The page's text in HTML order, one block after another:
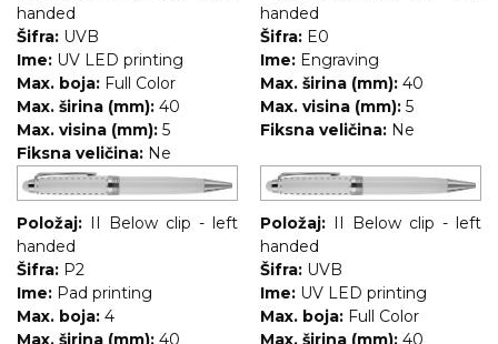
handed
Šifra: UVB
Ime: UV LED printing
Max. boja: Full Color
Max. širina (mm): 40
Max. visina (mm): 5
Fiksna veličina: Ne
handed
Šifra: E0
Ime: Engraving
Max. širina (mm): 40
Max. visina (mm): 5
Fiksna veličina: Ne
Položaj: II Below clip - left
handed
Šifra: P2
Ime: Pad printing
Max. boja: 4
Max. širina (mm): 40
Položaj: II Below clip - left
handed
Šifra: UVB
Ime: UV LED printing
Max. boja: Full Color
Max. širina (mm): 40